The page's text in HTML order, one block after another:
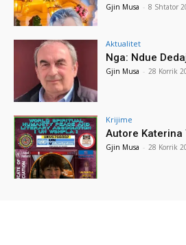
Gjin Musa - 8 Shtator
Aktualitet
Nga: Ndue
Gjin Musa - 28 Korrik
Krijime
Autore Katerina
Gjin Musa - 28 Korrik